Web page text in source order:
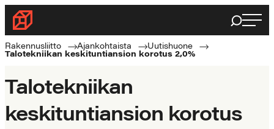
Siirry
suoraan
sisältöön
Rakennusliitto
Rakennusalan
ammattilaisten
Haku
Rakennusliitto Ajankohtaista
Uutishuone
Talotekniikan keskituntiansion korotus 2,0%
Talotekniikan
keskituntiansion korotus